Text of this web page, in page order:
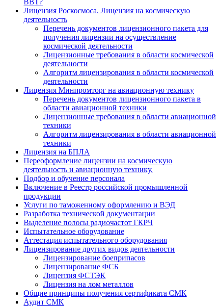
ВВТ?
Лицензия Роскосмоса. Лицензия на космическую
деятельность
Перечень документов лицензионного пакета для
получения лицензии на осуществление
космической деятельности
Лицензионные требования в области космической
деятельности
Алгоритм лицензирования в области космической
деятельности
Лицензия Минпромторг на авиационную технику
Перечень документов лицензионного пакета в
области авиационной техники
Лицензионные требования в области авиационной
техники
Алгоритм лицензирования в области авиационной
техники
Лицензия на БПЛА
Переоформление лицензии на космическую
деятельность и авиационную технику.
Подбор и обучение персонала
Включение в Реестр российской промышленной
продукции
Услуги по таможенному оформлению и ВЭД
Разработка технической документации
Выделение полосы радиочастот ГКРЧ
Испытательное оборудование
Аттестация испытательного оборудования
Лицензирование других видов деятельности
Лицензирование боеприпасов
Лицензирование ФСБ
Лицензия ФСТЭК
Лицензия на лом металлов
Общие принципы получения сертификата СМК
Аудит СМК